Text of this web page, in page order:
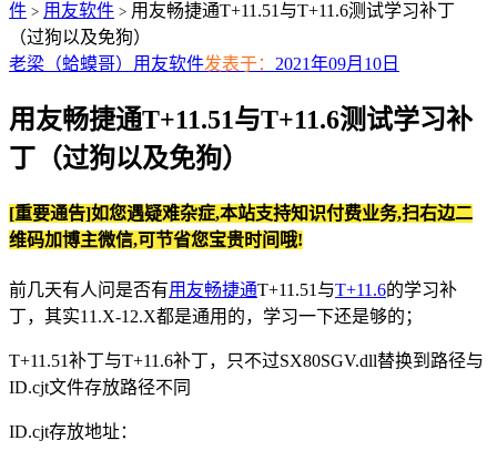
件 > 用友软件 > 用友畅捷通T+11.51与T+11.6测试学习补丁
（过狗以及免狗）
老梁（蛤蟆哥） 用友软件发表于： 2021年09月10日
用友畅捷通T+11.51与T+11.6测试学习补
丁（过狗以及免狗）
[重要通告]如您遇疑难杂症,本站支持知识付费业务,扫右边二
维码加博主微信,可节省您宝贵时间哦!
前几天有人问是否有用友畅捷通T+11.51与T+11.6的学习补
丁，其实11.X-12.X都是通用的，学习一下还是够的；
T+11.51补丁与T+11.6补丁，只不过SX80SGV.dll替换到路径与
ID.cjt文件存放路径不同
ID.cjt存放地址：